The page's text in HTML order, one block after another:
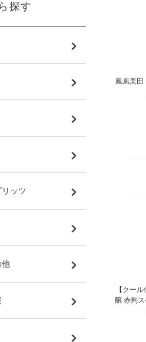
鳳凰美
【クー
醸 赤判
探す
ッツ
他